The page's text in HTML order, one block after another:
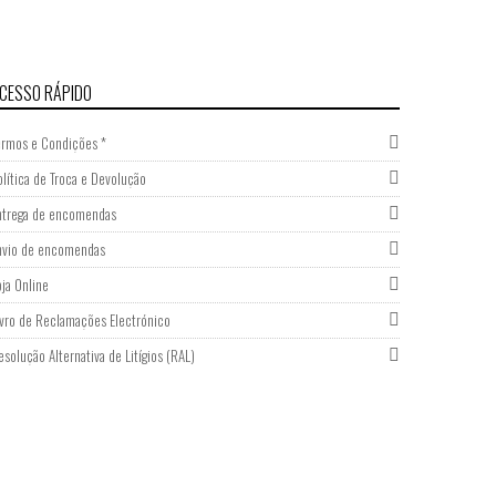
RÁPIDO
e Condições *
de Troca e Devolução
de encomendas
de encomendas
Online
de Reclamações Electrónico
Alternativa de Litígios (RAL)